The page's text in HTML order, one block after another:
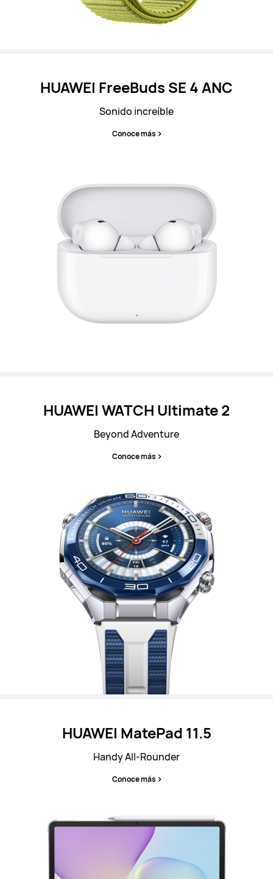
HUAWEI FreeBuds SE 4 ANC
Sonido increíble
Conoce más
HUAWEI WATCH Ultimate 2
Beyond Adventure
Conoce más
HUAWEI MatePad 11.5
Handy All-Rounder
Conoce más